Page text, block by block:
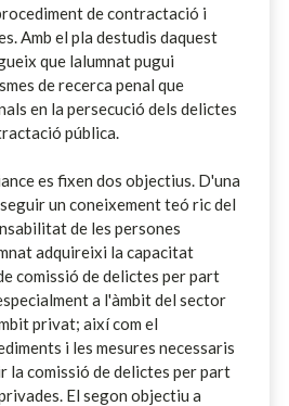
de contractació i
Amb el pla destudis daquest
que lalumnat pugui
de recerca penal que
en la persecució dels delictes
pública.
es fixen dos objectius. D'una
un coneixement teó ric del
de les persones
adquireixi la capacitat
comissió de delictes per part
a l'àmbit del sector
privat; així com el
i les mesures necessaris
la comissió de delictes per part
El segon objectiu a